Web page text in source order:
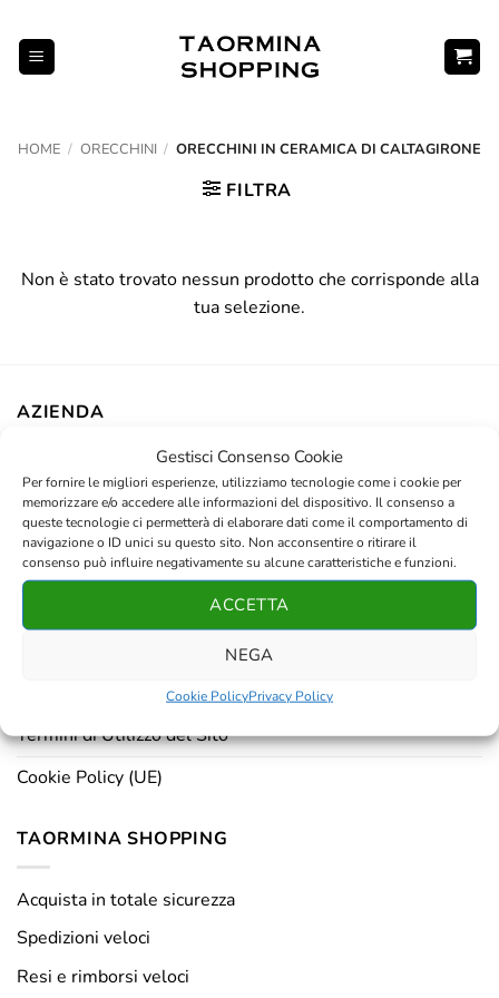
Gestisci Consenso Cookie
Per fornire le migliori esperienze, utilizziamo tecnologie come i cookie per
memorizzare e/o accedere alle informazioni del dispositivo. Il consenso a
queste tecnologie ci permetterà di elaborare dati come il comportamento di
navigazione o ID unici su questo sito. Non acconsentire o ritirare il
consenso può influire negativamente su alcune caratteristiche e funzioni.
ACCETTA
NEGA
Cookie PolicyPrivacy Policy
contenuti
HOME / ORECCHINI / ORECCHINI IN CERAMICA DI CALTAGIRONE
FILTRA
Non è stato trovato nessun prodotto che corrisponde alla
tua selezione.
AZIENDA
Contatti
Resi e rimborsi
Chi siamo
PRIVACY & DISCLAIMER
Termini di Utilizzo del Sito
Cookie Policy (UE)
TAORMINA SHOPPING
Acquista in totale sicurezza
Spedizioni veloci
Resi e rimborsi veloci